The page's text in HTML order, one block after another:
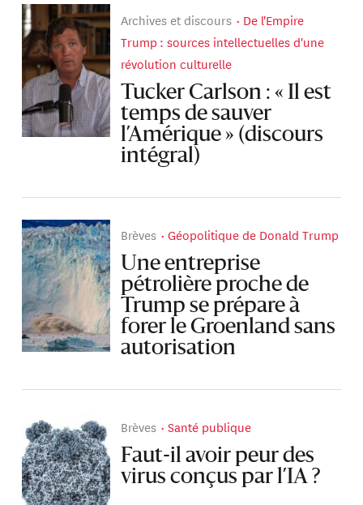
Archives et discours
De l'Empire
Trump : sources intellectuelles d'une
révolution culturelle
Tucker Carlson : « Il est
temps de sauver
l’Amérique » (discours
intégral)
Brèves Géopolitique de Donald Trump
Une entreprise
pétrolière proche de
Trump se prépare à
forer le Groenland sans
autorisation
Brèves Santé publique
Faut-il avoir peur des
virus conçus par l’IA ?